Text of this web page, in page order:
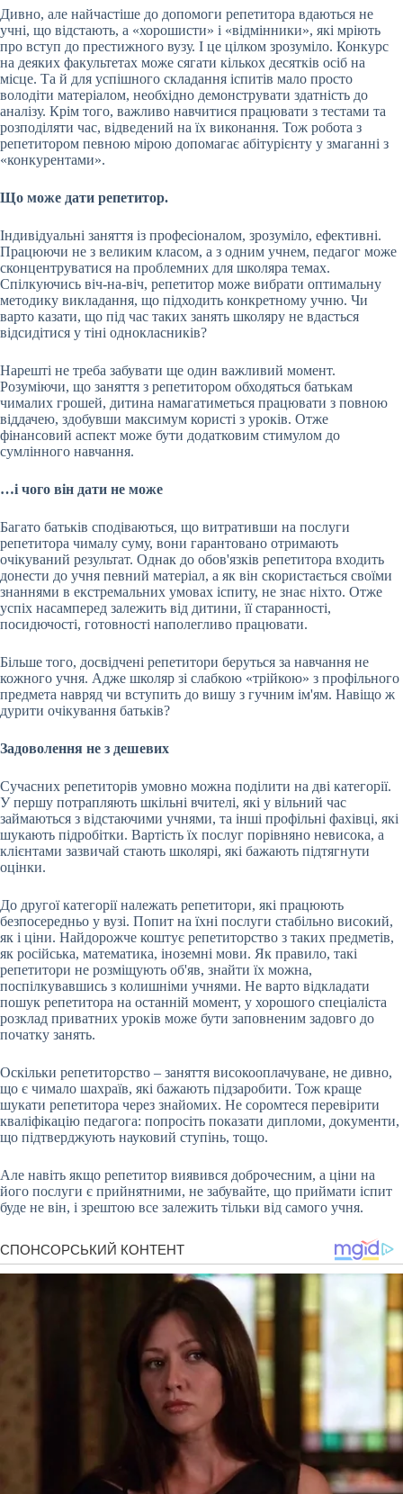
Дивно, але найчастіше до допомоги репетитора вдаються не
учні, що відстають, а «хорошисти» і «відмінники», які мріють
про вступ до престижного вузу. І це цілком зрозуміло. Конкурс
на деяких факультетах може сягати кількох десятків осіб на
місце. Та й для успішного складання іспитів мало просто
володіти матеріалом, необхідно демонструвати здатність до
аналізу. Крім того, важливо навчитися працювати з тестами та
розподіляти час, відведений на їх виконання. Тож робота з
репетитором певною мірою допомагає абітурієнту у змаганні з
«конкурентами».
Що може дати репетитор.
Індивідуальні заняття із професіоналом, зрозуміло, ефективні.
Працюючи не з великим класом, а з одним учнем, педагог може
сконцентруватися на проблемних для школяра темах.
Спілкуючись віч-на-віч, репетитор може вибрати оптимальну
методику викладання, що підходить конкретному учню. Чи
варто казати, що під час таких занять школяру не вдасться
відсидітися у тіні однокласників?
Нарешті не треба забувати ще один важливий момент.
Розуміючи, що заняття з репетитором обходяться батькам
чималих грошей, дитина намагатиметься працювати з повною
віддачею, здобувши максимум користі з уроків. Отже
фінансовий аспект може бути додатковим стимулом до
сумлінного навчання.
…і чого він дати не може
Багато батьків сподіваються, що витративши на послуги
репетитора чималу суму, вони гарантовано отримають
очікуваний результат. Однак до обов'язків репетитора входить
донести до учня певний матеріал, а як він скористається своїми
знаннями в екстремальних умовах іспиту, не знає ніхто. Отже
успіх насамперед залежить від дитини, її старанності,
посидючості, готовності наполегливо працювати.
Більше того, досвідчені репетитори беруться за навчання не
кожного учня. Адже школяр зі слабкою «трійкою» з профільного
предмета навряд чи вступить до вишу з гучним ім'ям. Навіщо ж
дурити очікування батьків?
Задоволення не з дешевих
Сучасних репетиторів умовно можна поділити на дві категорії.
У першу потрапляють шкільні вчителі, які у вільний час
займаються з відстаючими учнями, та інші профільні фахівці, які
шукають підробітки. Вартість їх послуг порівняно невисока, а
клієнтами зазвичай стають школярі, які бажають підтягнути
оцінки.
До другої категорії належать репетитори, які працюють
безпосередньо у вузі. Попит на їхні послуги стабільно високий,
як і ціни. Найдорожче коштує репетиторство з таких предметів,
як російська, математика, іноземні мови. Як правило, такі
репетитори не розміщують об'яв, знайти їх можна,
поспілкувавшись з колишніми учнями. Не варто відкладати
пошук репетитора на останній момент, у хорошого спеціаліста
розклад приватних уроків може бути заповненим задовго до
початку занять.
Оскільки репетиторство – заняття високооплачуване, не дивно,
що є чимало шахраїв, які бажають підзаробити. Тож краще
шукати репетитора через знайомих. Не соромтеся перевірити
кваліфікацію педагога: попросіть показати дипломи, документи,
що підтверджують науковий ступінь, тощо.
Але навіть якщо репетитор виявився доброчесним, а ціни на
його послуги є прийнятними, не забувайте, що приймати іспит
буде не він, і зрештою все залежить тільки від самого учня.